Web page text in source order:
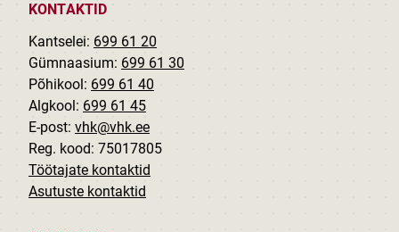
KONTAKTID
Kantselei: 699 61 20
Gümnaasium: 699 61 30
Põhikool: 699 61 40
Algkool: 699 61 45
E-post: vhk@vhk.ee
Reg. kood: 75017805
Töötajate kontaktid
Asutuste kontaktid